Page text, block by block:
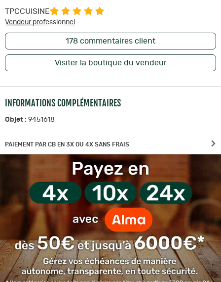
TPCCUISINE
Vendeur professionnel
178 commentaires client
Visiter la boutique du vendeur
INFORMATIONS COMPLÉMENTAIRES
Objet : 9451618
PAIEMENT PAR CB EN 3X OU 4X SANS FRAIS